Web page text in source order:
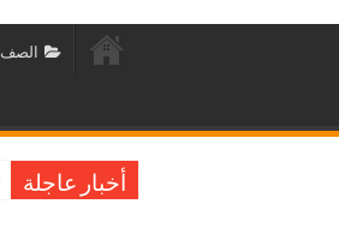
أخبار عاجلة